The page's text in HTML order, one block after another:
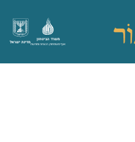
מדינת ישראל
משרד הביטחון
אגף משפחות, הנצחה ומורשת